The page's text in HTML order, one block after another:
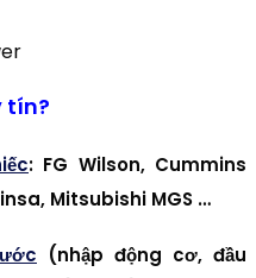
tín?
: FG Wilson, Cummins
Mitsubishi MGS …
(nhập động cơ, đầu